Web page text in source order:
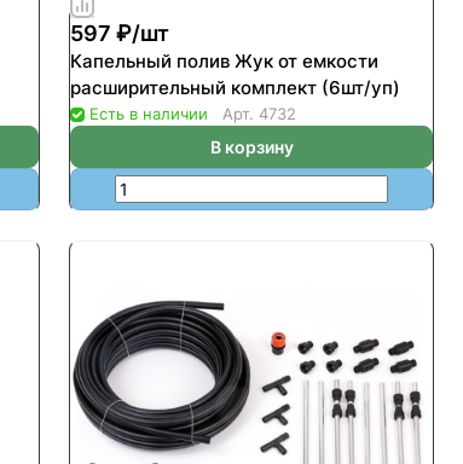
597 ₽/шт
Капельный полив Жук от емкости
расширительный комплект (6шт/уп)
Есть в наличии Арт. 4732
В корзину